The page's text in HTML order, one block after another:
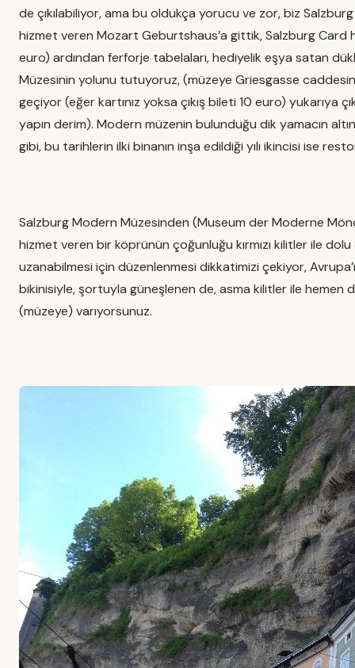
de çıkılabiliyor, ama bu oldukça yorucu ve zor, biz
hizmet veren Mozart Geburtshaus’a gittik, Salzburg Card
euro) ardından ferforje tabelaları, hediyelik eşya satan
Müzesinin yolunu tutuyoruz, (müzeye Griesgasse
geçiyor (eğer kartınız yoksa çıkış bileti 10 euro) yukarıya
yapın derim). Modern müzenin bulunduğu dik yamacın
gibi, bu tarihlerin ilki binanın inşa edildiği yılı ikincisi ise
Salzburg Modern Müzesinden (Museum der Moderne
hizmet veren bir köprünün çoğunluğu kırmızı kilitler ile
uzanabilmesi için düzenlenmesi dikkatimizi çekiyor,
bikinisiyle, şortuyla güneşlenen de, asma kilitler ile hemen
(müzeye) varıyorsunuz.